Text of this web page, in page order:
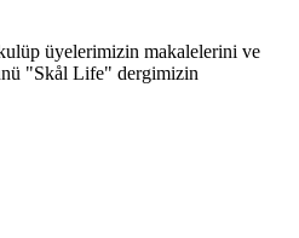
üyelerimizin makalelerini ve
"Skål Life" dergimizin